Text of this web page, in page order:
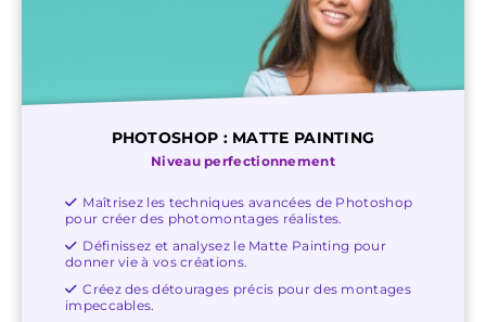
PHOTOSHOP : MATTE PAINTING
Niveau perfectionnement
Maîtrisez les techniques avancées de Photoshop
pour créer des photomontages réalistes.
Définissez et analysez le Matte Painting pour
donner vie à vos créations.
Créez des détourages précis pour des montages
impeccables.